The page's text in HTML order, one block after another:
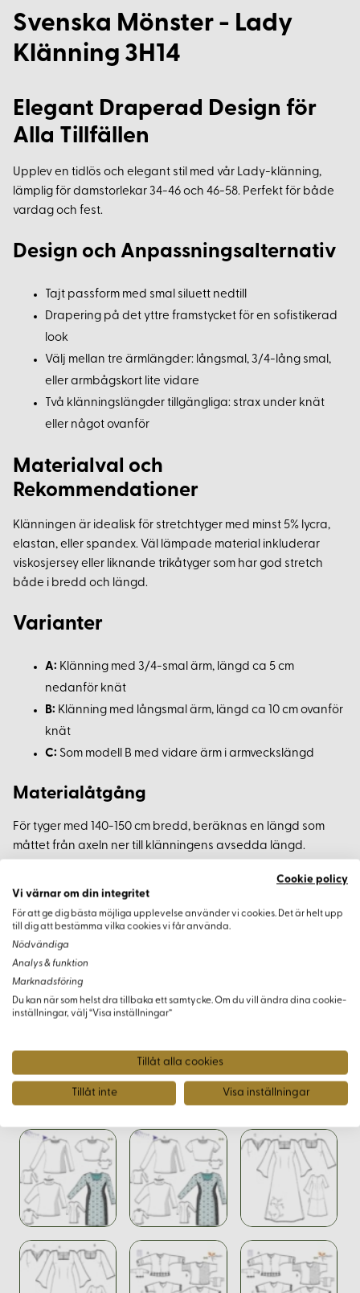
Svenska Mönster - Lady
Klänning 3H14
Elegant Draperad Design för
Alla Tillfällen
Upplev en tidlös och elegant stil med vår Lady-klänning,
lämplig för damstorlekar 34-46 och 46-58. Perfekt för både
vardag och fest.
Design och Anpassningsalternativ
Tajt passform med smal siluett nedtill
Drapering på det yttre framstycket för en sofistikerad
look
Välj mellan tre ärmlängder: långsmal, 3/4-lång smal,
eller armbågskort lite vidare
Två klänningslängder tillgängliga: strax under knät
eller något ovanför
Materialval och
Rekommendationer
Klänningen är idealisk för stretchtyger med minst 5% lycra,
elastan, eller spandex. Väl lämpade material inkluderar
viskosjersey eller liknande trikåtyger som har god stretch
både i bredd och längd.
Varianter
A: Klänning med 3/4-smal ärm, längd ca 5 cm
nedanför knät
B: Klänning med långsmal ärm, längd ca 10 cm ovanför
knät
C: Som modell B med vidare ärm i armveckslängd
Materialåtgång
För tyger med 140-150 cm bredd, beräknas en längd som
måttet från axeln ner till klänningens avsedda längd.
Mode och Stil Idéer 2023
Denna säsong handlar allt om att kombinera enkla
silhuetter med iögonfallande detaljer. Lady-klänningens
mönstrade strumpor för att skapa en modern look. Utforska
senaste trender och inspiration på populära
modewebbplatser för en komplett outfit.
Varianter
Cookie policy
Vi värnar om din integritet
För att ge dig bästa möjliga upplevelse använder vi cookies. Det är helt upp
till dig att bestämma vilka cookies vi får använda.
Nödvändiga
Analys & funktion
Marknadsföring
Du kan när som helst dra tillbaka ett samtycke. Om du vill ändra dina cookie-
inställningar, välj “Visa inställningar”
Tillåt alla cookies
Tillåt inte Visa inställningar